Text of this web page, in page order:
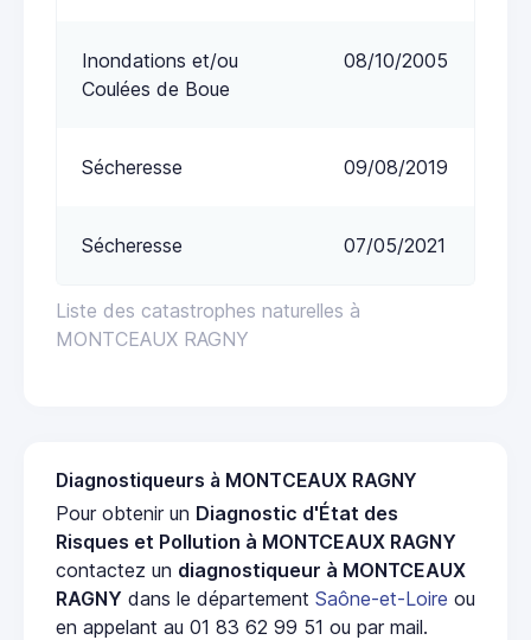
Liste des catastrophes naturelles à
MONTCEAUX RAGNY
Inondations et/ou
Coulées de Boue
08/10/2005
Sécheresse 09/08/2019
Sécheresse 07/05/2021
Diagnostiqueurs à MONTCEAUX RAGNY
Pour obtenir un Diagnostic d'État des
Risques et Pollution à MONTCEAUX RAGNY
contactez un diagnostiqueur à MONTCEAUX
RAGNY dans le département Saône-et-Loire ou
en appelant au 01 83 62 99 51 ou par mail.